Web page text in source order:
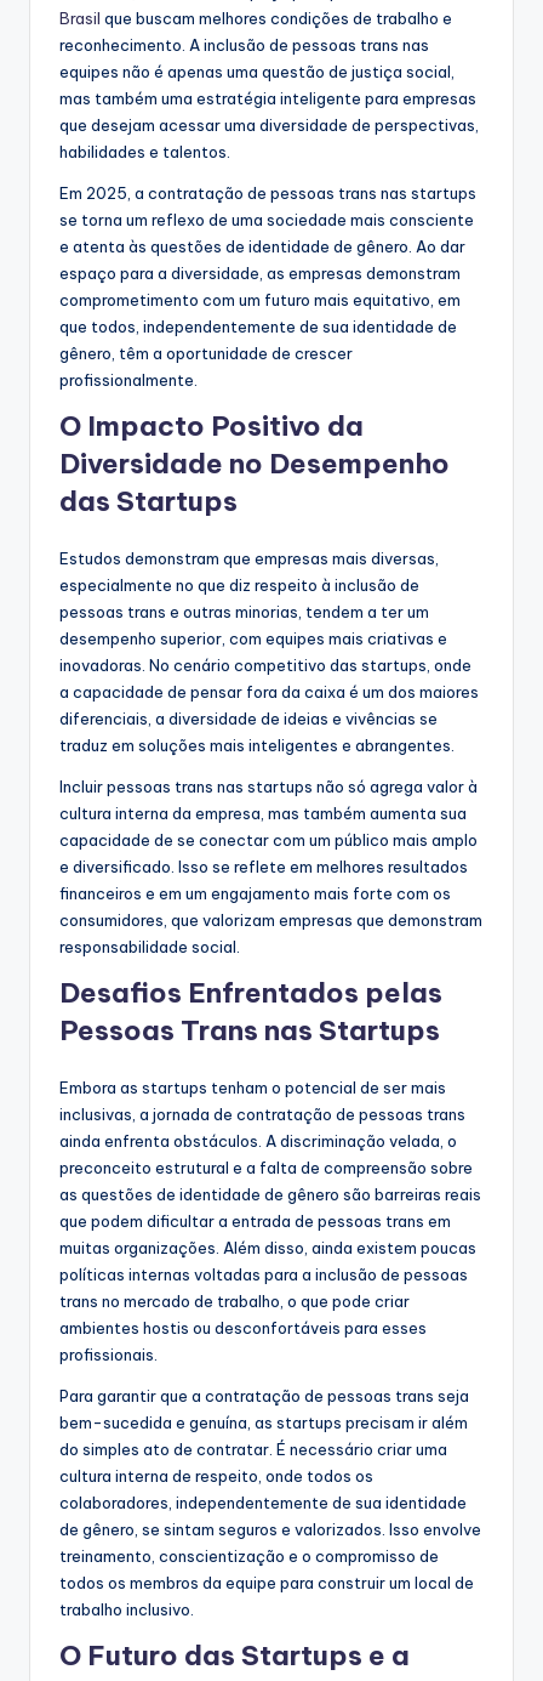
Brasil que buscam melhores condições de trabalho e
reconhecimento. A inclusão de pessoas trans nas
equipes não é apenas uma questão de justiça social,
mas também uma estratégia inteligente para empresas
que desejam acessar uma diversidade de perspectivas,
habilidades e talentos.
Em 2025, a contratação de pessoas trans nas startups
se torna um reflexo de uma sociedade mais consciente
e atenta às questões de identidade de gênero. Ao dar
espaço para a diversidade, as empresas demonstram
comprometimento com um futuro mais equitativo, em
que todos, independentemente de sua identidade de
gênero, têm a oportunidade de crescer
profissionalmente.
O Impacto Positivo da
Diversidade no Desempenho
das Startups
Estudos demonstram que empresas mais diversas,
especialmente no que diz respeito à inclusão de
pessoas trans e outras minorias, tendem a ter um
desempenho superior, com equipes mais criativas e
inovadoras. No cenário competitivo das startups, onde
a capacidade de pensar fora da caixa é um dos maiores
diferenciais, a diversidade de ideias e vivências se
traduz em soluções mais inteligentes e abrangentes.
Incluir pessoas trans nas startups não só agrega valor à
cultura interna da empresa, mas também aumenta sua
capacidade de se conectar com um público mais amplo
e diversificado. Isso se reflete em melhores resultados
financeiros e em um engajamento mais forte com os
consumidores, que valorizam empresas que demonstram
responsabilidade social.
Desafios Enfrentados pelas
Pessoas Trans nas Startups
Embora as startups tenham o potencial de ser mais
inclusivas, a jornada de contratação de pessoas trans
ainda enfrenta obstáculos. A discriminação velada, o
preconceito estrutural e a falta de compreensão sobre
as questões de identidade de gênero são barreiras reais
que podem dificultar a entrada de pessoas trans em
muitas organizações. Além disso, ainda existem poucas
políticas internas voltadas para a inclusão de pessoas
trans no mercado de trabalho, o que pode criar
ambientes hostis ou desconfortáveis para esses
profissionais.
Para garantir que a contratação de pessoas trans seja
bem-sucedida e genuína, as startups precisam ir além
do simples ato de contratar. É necessário criar uma
cultura interna de respeito, onde todos os
colaboradores, independentemente de sua identidade
de gênero, se sintam seguros e valorizados. Isso envolve
treinamento, conscientização e o compromisso de
todos os membros da equipe para construir um local de
trabalho inclusivo.
O Futuro das Startups e a